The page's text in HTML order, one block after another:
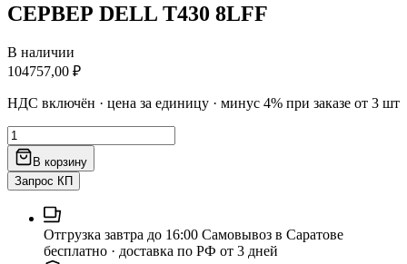
СЕРВЕР DELL T430 8LFF
В наличии
104757,00 ₽
НДС включён · цена за единицу · минус 4% при заказе от 3 шт
Количество
товара
СЕРВЕР
DELL
8LFF
В корзину
Запрос КП
Отгрузка завтра до 16:00 Самовывоз в Саратове
бесплатно · доставка по РФ от 3 дней